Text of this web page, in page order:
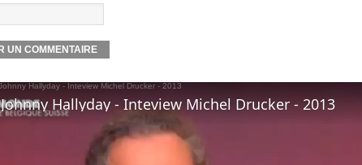
Johnny Hallyday - Inteview Michel Drucker - 2013